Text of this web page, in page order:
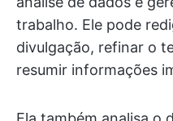
trabalho. Ele pode
divulgação, refinar o
resumir informações